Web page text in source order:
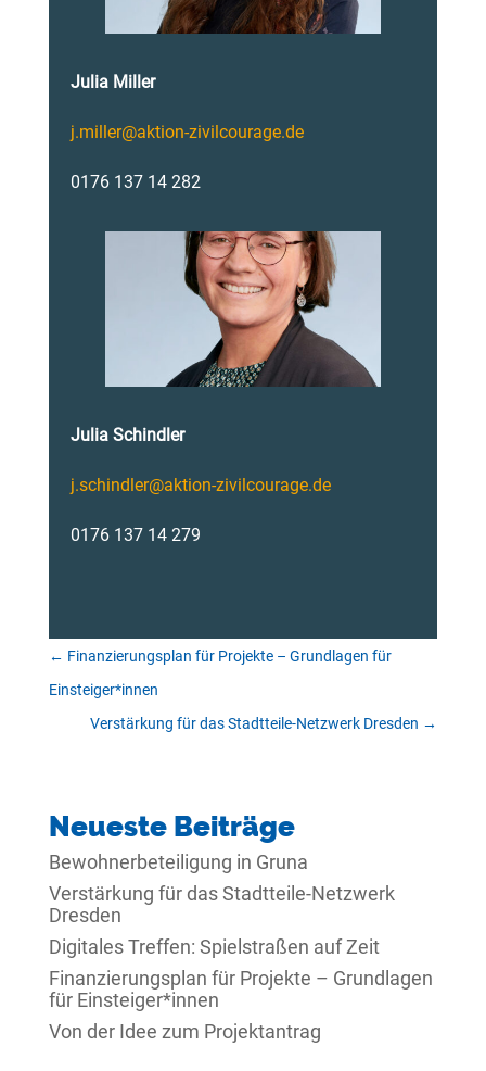
Julia Miller
j.miller@aktion-zivilcourage.de
0176 137 14 282
Julia Schindler
j.schindler@aktion-zivilcourage.de
0176 137 14 279
← Finanzierungsplan für Projekte – Grundlagen für
Einsteiger*innen
Verstärkung für das Stadtteile-Netzwerk Dresden →
Neueste Beiträge
Bewohnerbeteiligung in Gruna
Verstärkung für das Stadtteile-Netzwerk
Dresden
Digitales Treffen: Spielstraßen auf Zeit
Finanzierungsplan für Projekte – Grundlagen
für Einsteiger*innen
Von der Idee zum Projektantrag